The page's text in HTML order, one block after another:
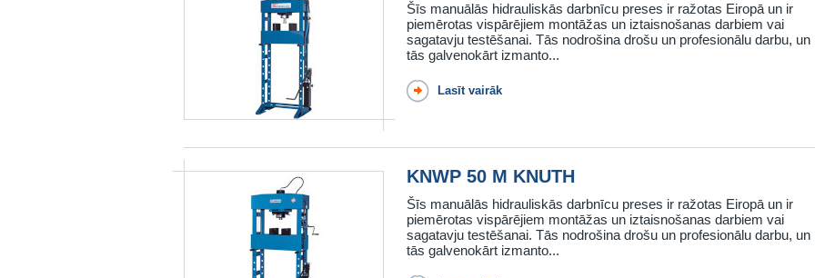
Šīs manuālās hidrauliskās darbnīcu preses ir ražotas Eiropā un ir
piemērotas vispārējiem montāžas un iztaisnošanas darbiem vai
sagatavju testēšanai. Tās nodrošina drošu un profesionālu darbu, un
tās galvenokārt izmanto...
Lasīt vairāk
KNWP 50 M KNUTH
Šīs manuālās hidrauliskās darbnīcu preses ir ražotas Eiropā un ir
piemērotas vispārējiem montāžas un iztaisnošanas darbiem vai
sagatavju testēšanai. Tās nodrošina drošu un profesionālu darbu, un
tās galvenokārt izmanto...